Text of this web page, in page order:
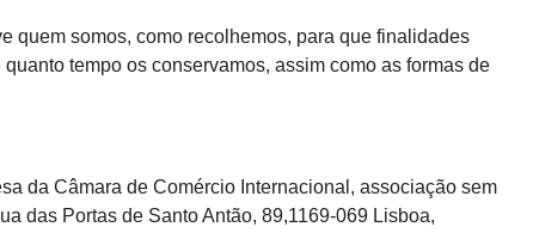
quem somos, como recolhemos, para que finalidades
tempo os conservamos, assim como as formas de
da Câmara de Comércio Internacional, associação sem
das Portas de Santo Antão, 89,1169-069 Lisboa,